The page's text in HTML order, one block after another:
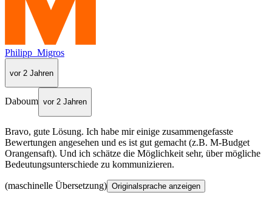
Philipp_Migros
vor 2 Jahren
Daboum vor 2 Jahren
Bravo, gute Lösung. Ich habe mir einige zusammengefasste
Bewertungen angesehen und es ist gut gemacht (z.B. M-Budget
Orangensaft). Und ich schätze die Möglichkeit sehr, über mögliche
Bedeutungsunterschiede zu kommunizieren.
(maschinelle Übersetzung) Originalsprache anzeigen